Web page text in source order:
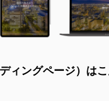
ィングページ）は